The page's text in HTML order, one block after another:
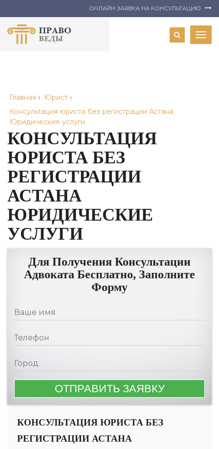
ОНЛАЙН ЗАЯВКА НА КОНСУЛЬТАЦИЮ
Главная › Юрист ›
Консультация юриста без регистрации Астана
Юридические услуги
КОНСУЛЬТАЦИЯ
ЮРИСТА БЕЗ
РЕГИСТРАЦИИ
АСТАНА
ЮРИДИЧЕСКИЕ
УСЛУГИ
Для Получения Консультации
Адвоката Бесплатно, Заполните
Форму
КОНСУЛЬТАЦИЯ ЮРИСТА БЕЗ
РЕГИСТРАЦИИ АСТАНА